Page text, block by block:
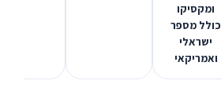
ומקסיקו
כולל מספר
ישראלי
ואמריקאי